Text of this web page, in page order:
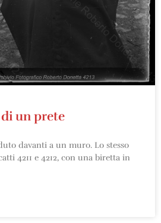
un prete
davanti a un muro. Lo stesso
4211 e 4212, con una biretta in